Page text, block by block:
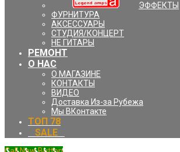
ЭФФЕКТЫ
ФУРНИТУРА
АКСЕССУАРЫ
СТУДИЯ/КОНЦЕРТ
НЕ ГИТАРЫ
РЕМОНТ
О НАС
О МАГАЗИНЕ
КОНТАКТЫ
ВИДЕО
Доставка Из-за Рубежа
Мы ВКонтакте
ТОП 78
⠀SALE⠀